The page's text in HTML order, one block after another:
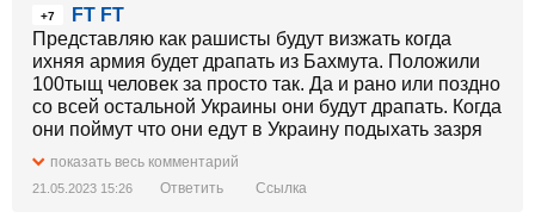
+7
FT FT
Представляю как рашисты будут визжать когда
ихняя армия будет драпать из Бахмута. Положили
100тыщ человек за просто так. Да и рано или поздно
со всей остальной Украины они будут драпать. Когда
они поймут что они едут в Украину подыхать зазря
показать весь комментарий
21.05.2023 15:26 Ответить Ссылка